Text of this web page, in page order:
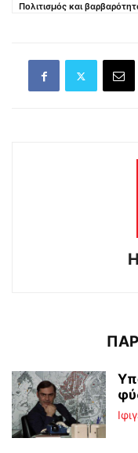
Πολιτισμός και